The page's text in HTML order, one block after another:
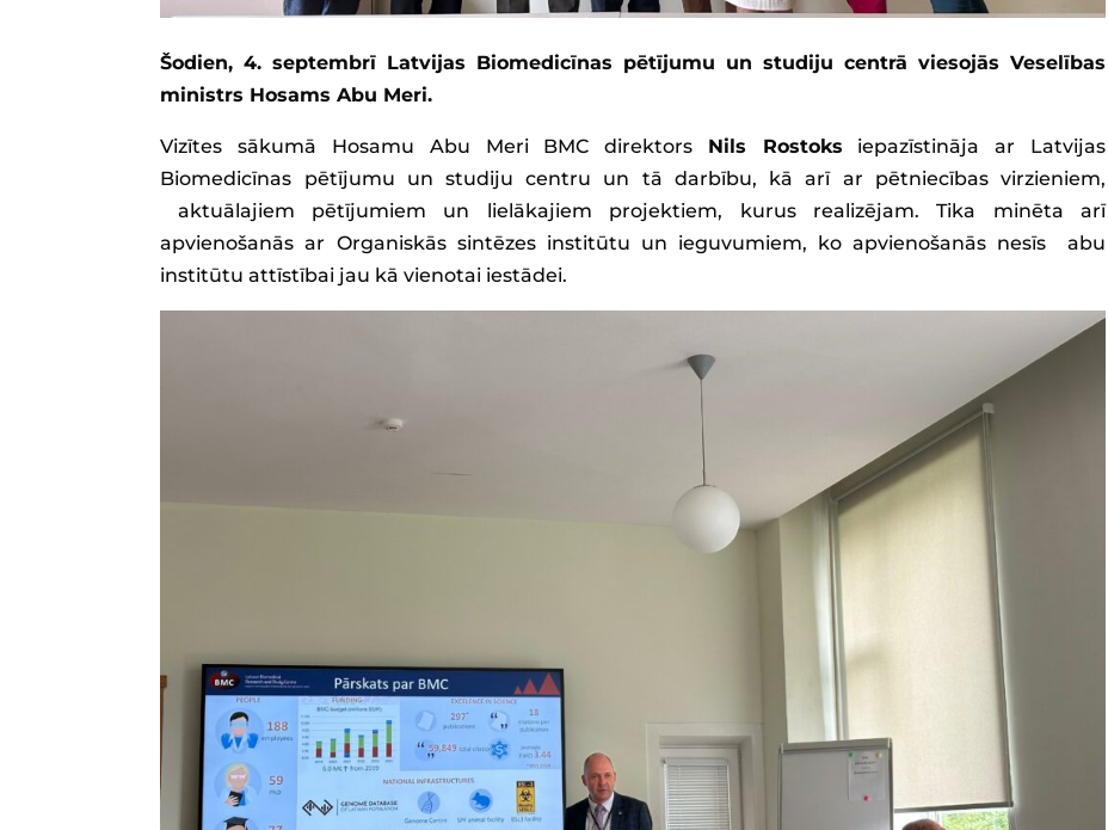
Šodien, 4. septembrī Latvijas Biomedicīnas pētījumu un studiju centrā viesojās Veselības
ministrs Hosams Abu Meri.
Vizītes sākumā Hosamu Abu Meri BMC direktors Nils Rostoks iepazīstināja ar Latvijas
Biomedicīnas pētījumu un studiju centru un tā darbību, kā arī ar pētniecības virzieniem,
aktuālajiem pētījumiem un lielākajiem projektiem, kurus realizējam. Tika minēta arī
apvienošanās ar Organiskās sintēzes institūtu un ieguvumiem, ko apvienošanās nesīs abu
institūtu attīstībai jau kā vienotai iestādei.